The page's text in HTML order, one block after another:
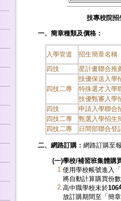
技專校院招
一、簡章種類及價格：
入學管道
招生簡章名稱
四技
星計畫聯合推
四技二專
技優保送入學
特殊選才入學
技優甄審入學
四技
申請入學聯合
四技二專
甄選入學招生
四技二專
日間部聯合登
二、網路訂購： 網路訂購至
(一)學校/補習班集體購
1. 使用學校帳號進入「
將自動計算購買份
2. 高中職學校未於106
放訂購期間至「簡